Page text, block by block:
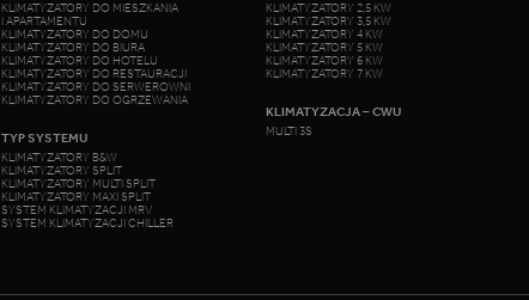
KLIMATYZATORY DO MIESZKANIA
I APARTAMENTU
KLIMATYZATORY DO DOMU
KLIMATYZATORY DO BIURA
KLIMATYZATORY DO HOTELU
KLIMATYZATORY DO RESTAURACJI
KLIMATYZATORY DO SERWEROWNI
KLIMATYZATORY DO OGRZEWANIA
TYP SYSTEMU
KLIMATYZATORY B&W
KLIMATYZATORY SPLIT
KLIMATYZATORY MULTI SPLIT
KLIMATYZATORY MAXI SPLIT
SYSTEM KLIMATYZACJI MRV
SYSTEM KLIMATYZACJI CHILLER
KLIMATYZATORY 2,5 KW
KLIMATYZATORY 3,5 KW
KLIMATYZATORY 4 KW
KLIMATYZATORY 5 KW
KLIMATYZATORY 6 KW
KLIMATYZATORY 7 KW
KLIMATYZACJA – CWU
MULTI 3S